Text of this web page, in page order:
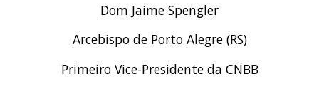
Dom Jaime Spengler
Arcebispo de Porto Alegre (RS)
Primeiro Vice-Presidente da CNBB